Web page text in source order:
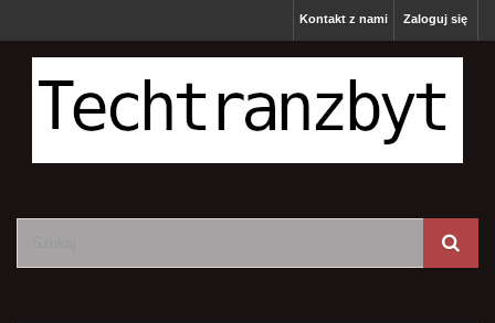
Zaloguj się
Kontakt z nami